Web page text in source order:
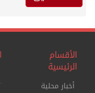
الأقسام
الرئيسية
أخبار محلية